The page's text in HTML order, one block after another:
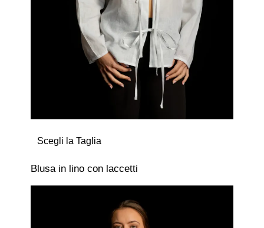
Scegli la Taglia
Blusa in lino con laccetti